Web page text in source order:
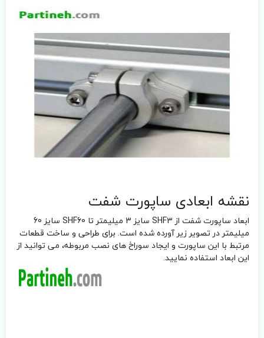
نقشه ابعادی ساپورت شفت
ابعاد ساپورت شفت از SHF3 سایز 3 میلیمتر تا SHF60 سایز 60
میلیمتر در تصویر زیر آورده شده است. برای طراحی و ساخت قطعات
مرتبط با این ساپورت و ایجاد سوراخ های نصب مربوطه، می توانید از
این ابعاد استفاده نمایید.